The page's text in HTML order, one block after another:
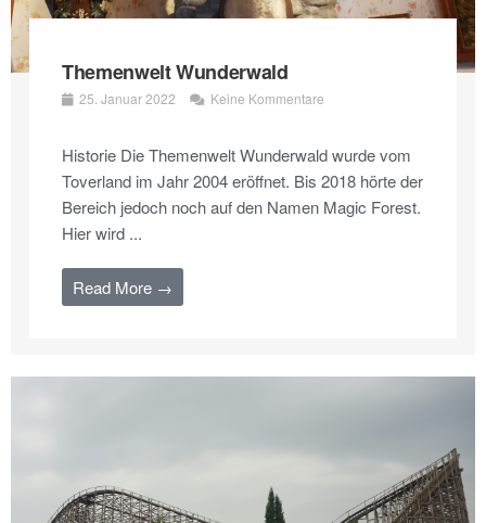
Themenwelt Wunderwald
25. Januar 2022 Keine Kommentare
Historie Die Themenwelt Wunderwald wurde vom
Toverland im Jahr 2004 eröffnet. Bis 2018 hörte der
Bereich jedoch noch auf den Namen Magic Forest.
Hier wird ...
Read More →